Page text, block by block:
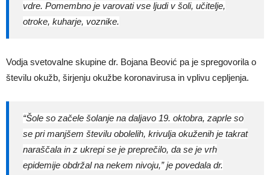
vdre. Pomembno je varovati vse ljudi v šoli, učitelje,
otroke, kuharje, voznike.
Vodja svetovalne skupine dr. Bojana Beović pa je spregovorila o
številu okužb, širjenju okužbe koronavirusa in vplivu cepljenja.
“Šole so začele šolanje na daljavo 19. oktobra, zaprle so
se pri manjšem številu obolelih, krivulja okuženih je takrat
naraščala in z ukrepi se je preprečilo, da se je vrh
epidemije obdržal na nekem nivoju,” je povedala dr.